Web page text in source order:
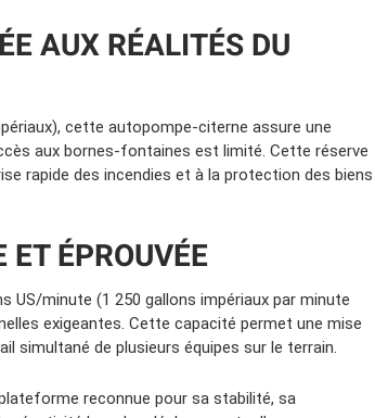
AUX RÉALITÉS DU
cette autopompe-citerne assure une
aux bornes-fontaines est limité. Cette réserve
rapide des incendies et à la protection des biens
ÉPROUVÉE
US/minute (1 250 gallons impériaux par minute
exigeantes. Cette capacité permet une mise
simultané de plusieurs équipes sur le terrain.
reconnue pour sa stabilité, sa